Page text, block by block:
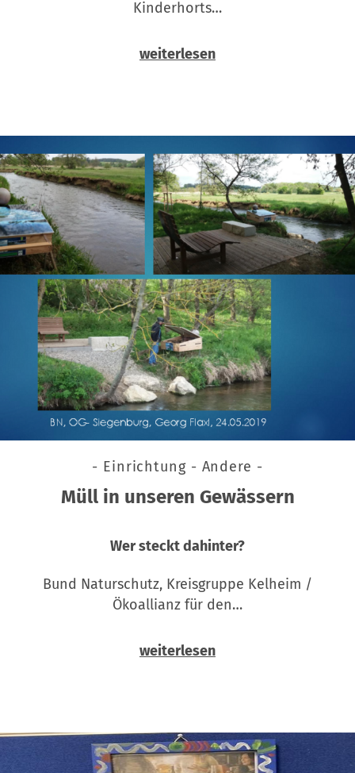
Kinderhorts…
weiterlesen
- Einrichtung - Andere -
Müll in unseren Gewässern
Wer steckt dahinter?
Bund Naturschutz, Kreisgruppe Kelheim /
Ökoallianz für den…
weiterlesen